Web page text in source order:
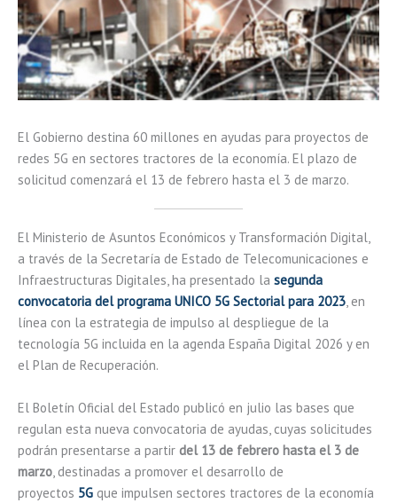
El Gobierno destina 60 millones en ayudas para proyectos de
redes 5G en sectores tractores de la economía. El plazo de
solicitud comenzará el 13 de febrero hasta el 3 de marzo.
El Ministerio de Asuntos Económicos y Transformación Digital,
a través de la Secretaría de Estado de Telecomunicaciones e
Infraestructuras Digitales, ha presentado la segunda
convocatoria del programa UNICO 5G Sectorial para 2023, en
línea con la estrategia de impulso al despliegue de la
tecnología 5G incluida en la agenda España Digital 2026 y en
el Plan de Recuperación.
El Boletín Oficial del Estado publicó en julio las bases que
regulan esta nueva convocatoria de ayudas, cuyas solicitudes
podrán presentarse a partir del 13 de febrero hasta el 3 de
marzo, destinadas a promover el desarrollo de
proyectos 5G que impulsen sectores tractores de la economía